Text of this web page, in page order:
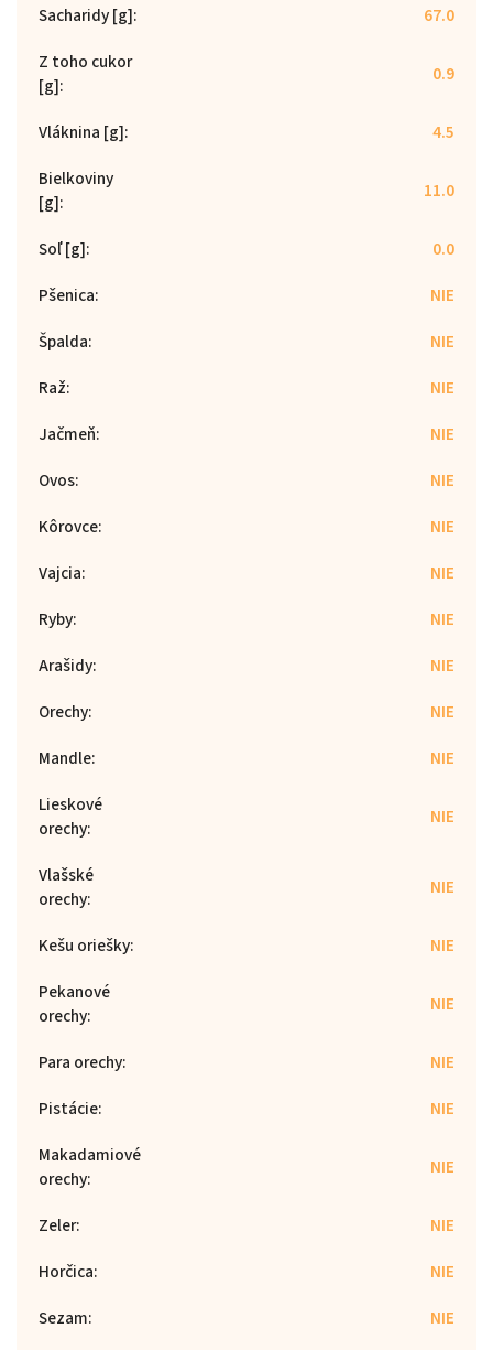
Sacharidy [g]:
67.0
Z toho cukor
[g]: 0.9
Vláknina [g]:
4.5
Bielkoviny
[g]: 11.0
Soľ [g]:
0.0
Pšenica:
NIE
Špalda:
NIE
Raž:
NIE
Jačmeň:
NIE
Ovos:
NIE
Kôrovce:
NIE
Vajcia:
NIE
Ryby:
NIE
Arašidy:
NIE
Orechy:
NIE
Mandle:
NIE
Lieskové
orechy: NIE
Vlašské
orechy: NIE
Kešu oriešky:
NIE
Pekanové
orechy: NIE
Para orechy:
NIE
Pistácie:
NIE
Makadamiové
orechy: NIE
Zeler:
NIE
Horčica:
NIE
Sezam:
NIE